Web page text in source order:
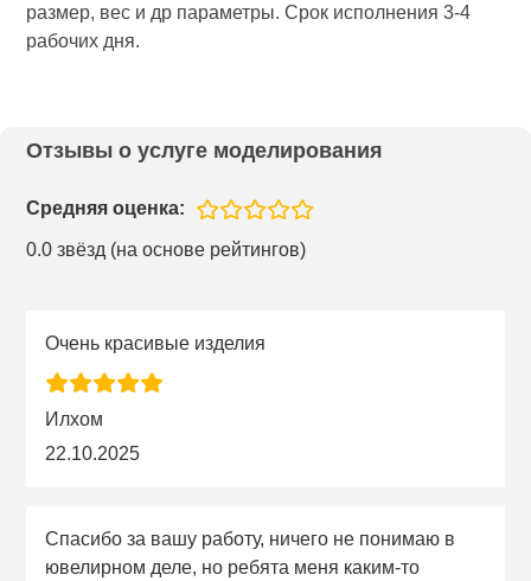
размер, вес и др параметры. Срок исполнения 3-4
рабочих дня.
Отзывы о услуге моделирования
Средняя оценка:
0.0 звёзд (на основе рейтингов)
Очень красивые изделия
Илхом
22.10.2025
Спасибо за вашу работу, ничего не понимаю в
ювелирном деле, но ребята меня каким-то